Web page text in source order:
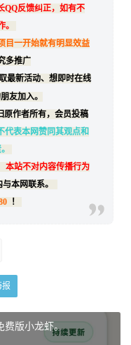
QQ反馈纠正，如有不
目一开始就有明显效益
多推广
最新活动、想即时在线
友加入。
原作者所有，会员投稿
代表本网赞同其观点和
本站不对内容传播行为
本网联系。
！
费版小龙虾。